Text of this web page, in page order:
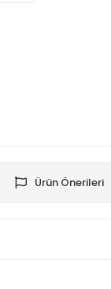
Ürün Önerileri